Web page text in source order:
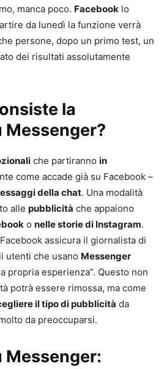
manca poco. Facebook lo
da lunedì la funzione verrà
persone, dopo un primo test, un
dei risultati assolutamente
la
che partiranno in
come accade già su Facebook –
della chat. Una modalità
alle pubblicità che appaiono
o nelle storie di Instagram.
assicura il giornalista di
utenti che usano Messenger
propria esperienza”. Questo non
potrà essere rimossa, ma come
il tipo di pubblicità da
da preoccuparsi.
Messenger: